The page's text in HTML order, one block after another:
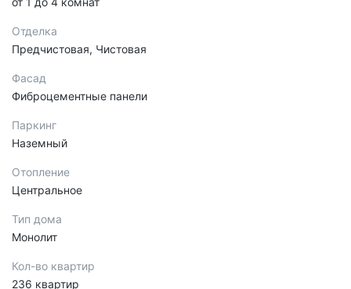
Отделка
Предчистовая, Чистовая
Фасад
Фиброцементные панели
Паркинг
Наземный
Отопление
Центральное
Тип дома
Монолит
Кол-во квартир
236 квартир